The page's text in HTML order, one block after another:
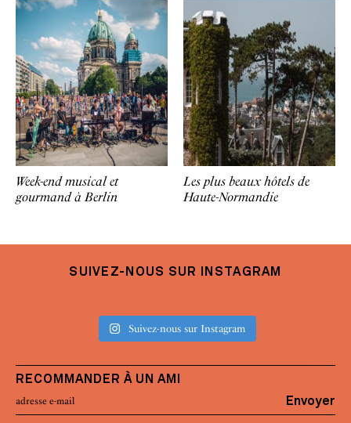
Week-end musical et
gourmand à Berlin
Les plus beaux hôtels de
Haute-Normandie
SUIVEZ-NOUS SUR INSTAGRAM
Suivez-nous sur Instagram
RECOMMANDER À UN AMI
Envoyer